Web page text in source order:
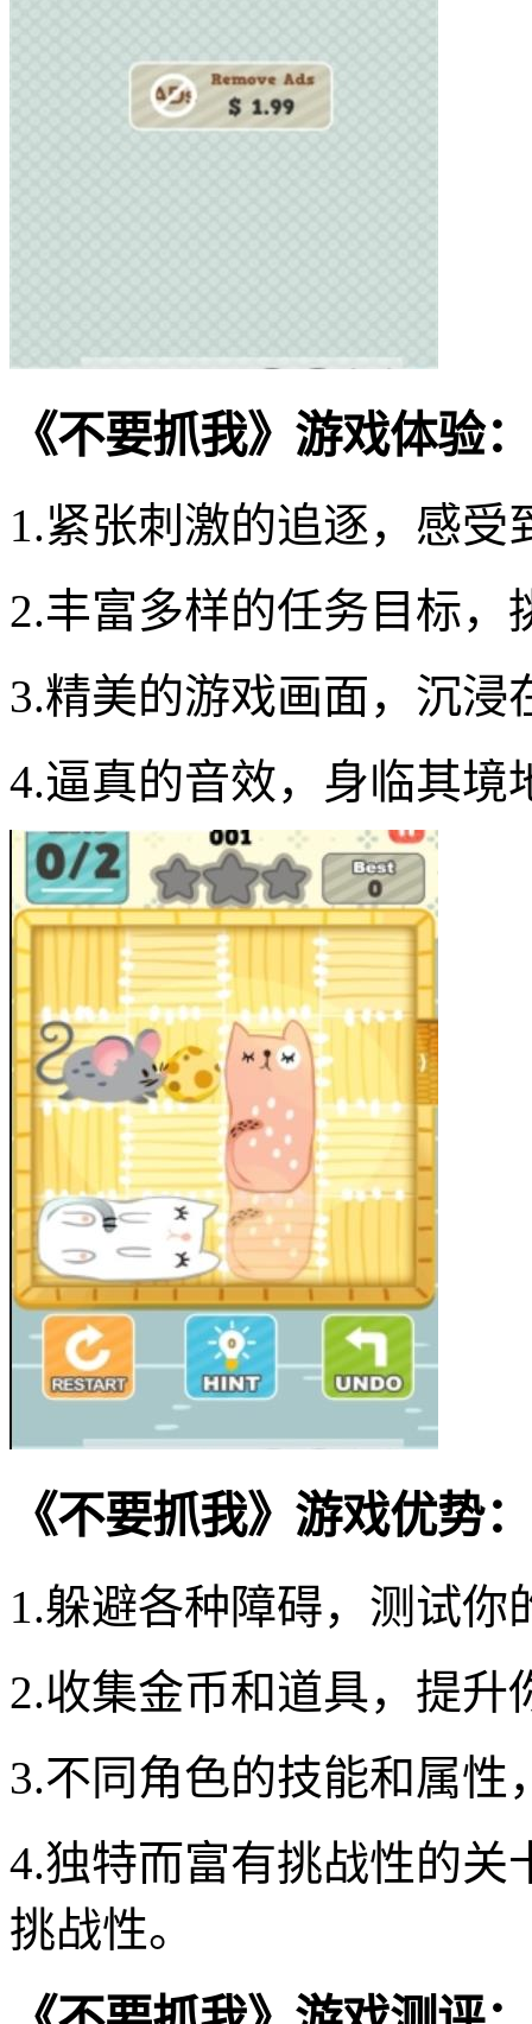
《不要抓我》游戏体验：
1.紧张刺激的追逐，感受
2.丰富多样的任务目标，
3.精美的游戏画面，沉浸
4.逼真的音效，身临其境
《不要抓我》游戏优势：
1.躲避各种障碍，测试你
2.收集金币和道具，提升
3.不同角色的技能和属性
4.独特而富有挑战性的关
挑战性。